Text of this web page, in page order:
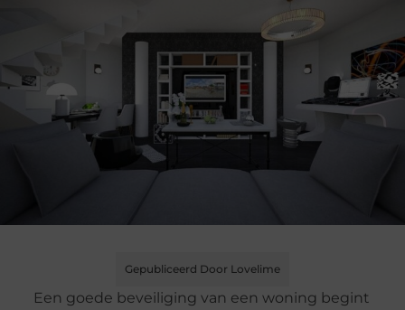
Gepubliceerd Door Lovelime
Een goede beveiliging van een woning begint